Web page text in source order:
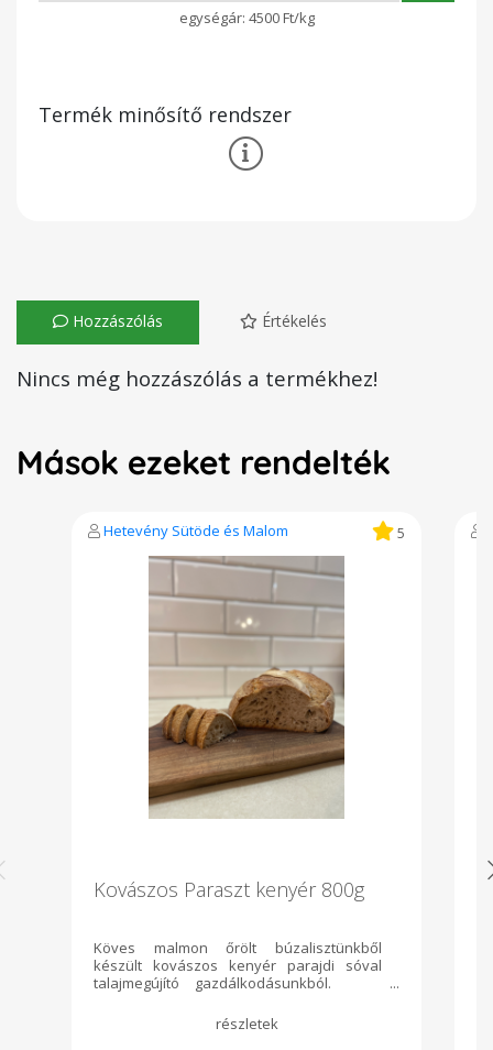
4500 Ft/kg
Termék minősítő rendszer
Hozzászólás Értékelés
Nincs még hozzászólás a termékhez!
Mások ezeket rendelték
Hetevény Sütöde és Malom 5
Kovászos Paraszt kenyér 800g
Köves malmon őrölt búzalisztünkből
készült kovászos kenyér parajdi sóval
talajmegújító gazdálkodásunkból.